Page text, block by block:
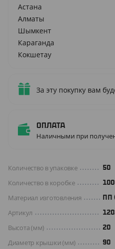
Астана
Алматы
Шымкент
Караганда
Кокшетау
За эту покупку вам
Оплата
Наличными при
Количество в упаковке 50
Количество в коробке
Материал изготовления ПП
Артикул
Высота (мм) 20
Диаметр крышки (мм) 90